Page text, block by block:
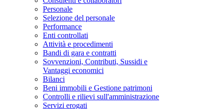
Personale
Selezione del personale
Performance
Enti controllati
Attività e procedimenti
Bandi di gara e contratti
Sovvenzioni, Contributi, Sussidi e
Vantaggi economici
Bilanci
Beni immobili e Gestione patrimoni
Controlli e rilievi sull'amministrazione
Servizi erogati